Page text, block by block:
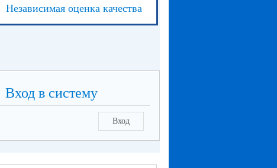
Независимая оценка качества
Вход в систему
Вход